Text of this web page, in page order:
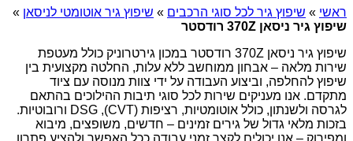
ראשי » שיפוץ גיר לכל סוגי הרכבים » שיפוץ גיר אוטומטי לניסאן »
שיפוץ גיר ניסאן 370Z רודסטר
שיפוץ גיר ניסאן 370Z רודסטר במכון גירטרוניק כולל מעטפת
שירות מלאה – אבחון ממוחשב ללא עלות, החלטה מקצועית בין
שיפוץ להחלפה, וביצוע העבודה על ידי צוות מנוסה עם ציוד
מתקדם. אנו מעניקים שירות לכל סוגי תיבות ההילוכים בהתאם
לגרסה ולשנתון, כולל אוטומטיות, רציפות (CVT), DSG ורובוטיות.
בזכות מלאי גדול של גירים זמינים – חדשים, משופצים, מיבוא
ומפירוק – אנו יכולים לקצר זמני עבודה ככל האפשר ולהציע פתרון